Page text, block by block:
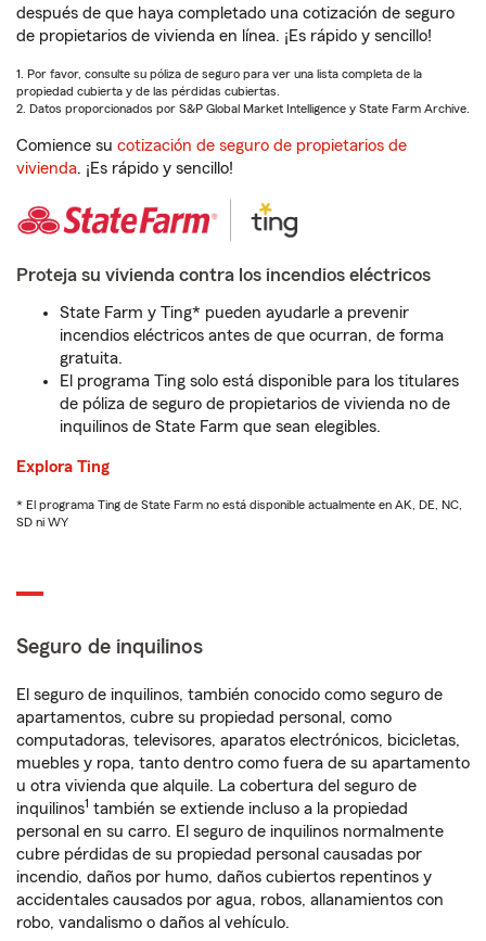
después de que haya completado una cotización de seguro
de propietarios de vivienda en línea. ¡Es rápido y sencillo!
1. Por favor, consulte su póliza de seguro para ver una lista completa de la
propiedad cubierta y de las pérdidas cubiertas.
2. Datos proporcionados por S&P Global Market Intelligence y State Farm Archive.
Comience su cotización de seguro de propietarios de
vivienda. ¡Es rápido y sencillo!
Proteja su vivienda contra los incendios eléctricos
State Farm y Ting* pueden ayudarle a prevenir
incendios eléctricos antes de que ocurran, de forma
gratuita.
El programa Ting solo está disponible para los titulares
de póliza de seguro de propietarios de vivienda no de
inquilinos de State Farm que sean elegibles.
Explora Ting
* El programa Ting de State Farm no está disponible actualmente en AK, DE, NC,
SD ni WY
Seguro de inquilinos
El seguro de inquilinos, también conocido como seguro de
apartamentos, cubre su propiedad personal, como
computadoras, televisores, aparatos electrónicos, bicicletas,
muebles y ropa, tanto dentro como fuera de su apartamento
u otra vivienda que alquile. La cobertura del seguro de
inquilinos1 también se extiende incluso a la propiedad
personal en su carro. El seguro de inquilinos normalmente
cubre pérdidas de su propiedad personal causadas por
incendio, daños por humo, daños cubiertos repentinos y
accidentales causados por agua, robos, allanamientos con
robo, vandalismo o daños al vehículo.